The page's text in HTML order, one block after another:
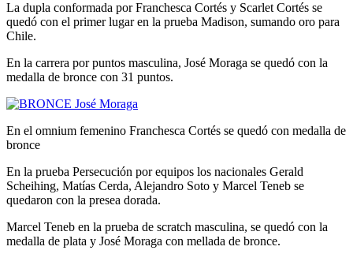
La dupla conformada por Franchesca Cortés y Scarlet Cortés se
quedó con el primer lugar en la prueba Madison, sumando oro para
Chile.
En la carrera por puntos masculina, José Moraga se quedó con la
medalla de bronce con 31 puntos.
En el omnium femenino Franchesca Cortés se quedó con medalla de
bronce
En la prueba Persecución por equipos los nacionales Gerald
Scheihing, Matías Cerda, Alejandro Soto y Marcel Teneb se
quedaron con la presea dorada.
Marcel Teneb en la prueba de scratch masculina, se quedó con la
medalla de plata y José Moraga con mellada de bronce.